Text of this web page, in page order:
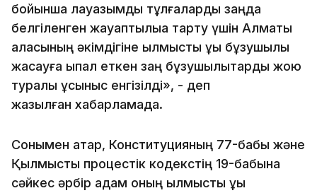
бойынша лауазымды тұлғаларды заңда
белгіленген жауаптылыққа тарту үшін Алматы
қаласының әкімдігіне қылмыстық құқық бұзушылық
жасауға ықпал еткен заң бұзушылықтарды жою
туралы ұсыныс енгізілді», - деп
жазылған хабарламада.
Сонымен қатар, Конституцияның 77-бабы және
Қылмыстық процестік кодекстiң 19-бабына
сәйкес әрбiр адам оның қылмыстық құқық